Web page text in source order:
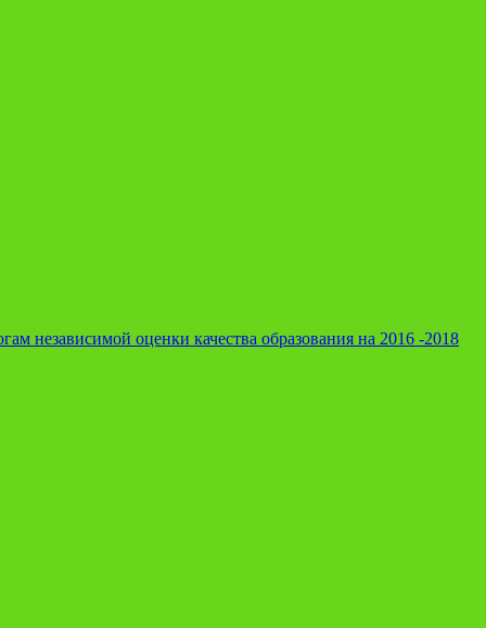
независимой оценки качества образования на 2016 -2018